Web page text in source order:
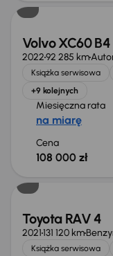
Volvo XC60 B4
202292 285 km
Książka serwisowa
+9 kolejnych
Miesięczna rata
na miarę
Cena
108 000 zł
Toyota RAV 4
2021131 120 km
Książka serwisowa